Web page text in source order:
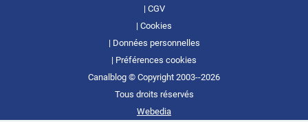
CGV
Cookies
Données personnelles
Préférences cookies
Canalblog © Copyright 2003--2026
Tous droits réservés
Webedia